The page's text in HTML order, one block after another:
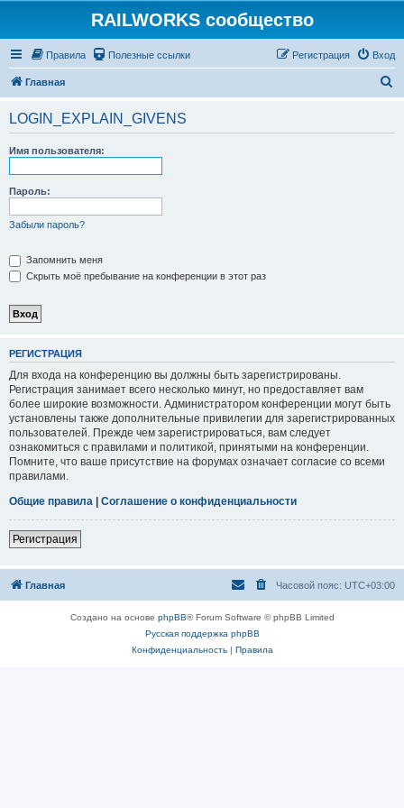
RAILWORKS сообщество
Правила Полезные ссылки Вход
Регистрация
Главная
LOGIN_EXPLAIN_GIVENS
Имя пользователя:
Пароль:
Забыли пароль?
Запомнить меня
Скрыть моё пребывание на конференции в этот раз
РЕГИСТРАЦИЯ
Для входа на конференцию вы должны быть зарегистрированы.
Регистрация занимает всего несколько минут, но предоставляет вам
более широкие возможности. Администратором конференции могут быть
установлены также дополнительные привилегии для зарегистрированных
пользователей. Прежде чем зарегистрироваться, вам следует
ознакомиться с правилами и политикой, принятыми на конференции.
Помните, что ваше присутствие на форумах означает согласие со всеми
правилами.
Общие правила | Соглашение о конфиденциальности
Регистрация
Главная Часовой пояс: UTC+03:00
Создано на основе phpBB® Forum Software © phpBB Limited
Русская поддержка phpBB
Конфиденциальность| Правила